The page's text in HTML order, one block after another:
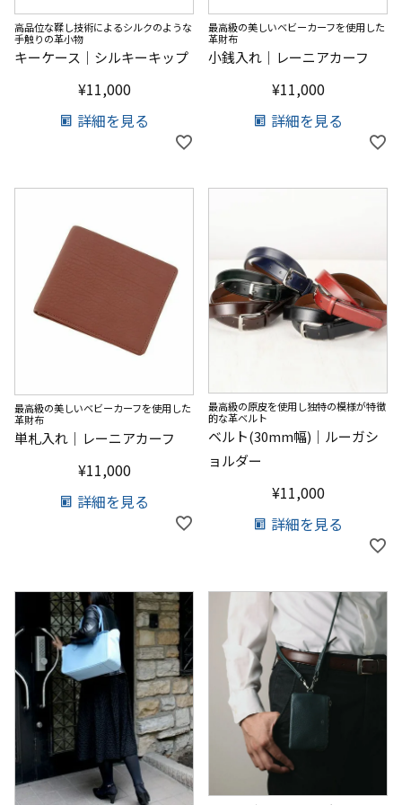
高品位な鞣し技術によるシルクのような
手触りの革小物
キーケース｜シルキーキップ
¥11,000
詳細を見る
最高級の美しいベビーカーフを使用した
革財布
小銭入れ｜レーニアカーフ
¥11,000
詳細を見る
最高級の美しいベビーカーフを使用した
革財布
単札入れ｜レーニアカーフ
¥11,000
詳細を見る
最高級の原皮を使用し独特の模様が特徴
的な革ベルト
ベルト(30mm幅)｜ルーガシ
ョルダー
¥11,000
詳細を見る